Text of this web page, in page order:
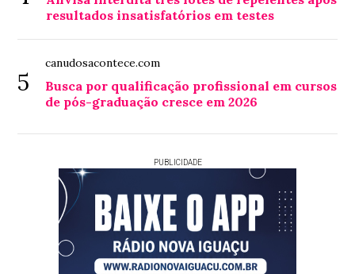
resultados insatisfatórios em testes
5
canudosacontece.com
Busca por qualificação profissional em cursos
de pós-graduação cresce em 2026
PUBLICIDADE